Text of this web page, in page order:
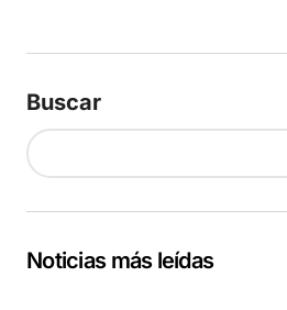
Buscar
Noticias más leídas